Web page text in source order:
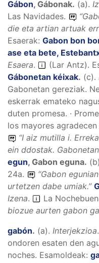
Gábon, Gábonak. (a).
Las Navidades.
“
die eta artian artuak
Esaerak: Gabon bon
ase eta bete,
Esaera. (Lar Antz).
Gábonetan kéixak. (c).
Gabonetan gereziak.
eskerrak emateko
duten promesa. ·
los mayores
“I aiz mutilla i.
ein ddostak.
egun, Gabon eguna. (b
24a.
“Gabon
urtetzen dabe umiak.”
Izena. La
biozue aurten gabon
gabón. (a). Interjekzioa.
ondoren esaten den
noches. Esamoldeak: